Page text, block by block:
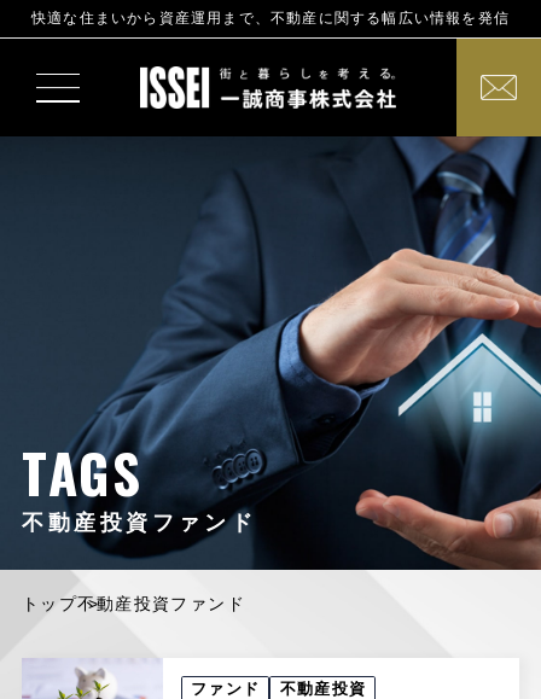
快適な住まいから資産運用まで、不動産に関する幅広い情報を発信
TAGS
不動産投資ファンド
トップ不動産投資ファンド
ファンド
不動産投資